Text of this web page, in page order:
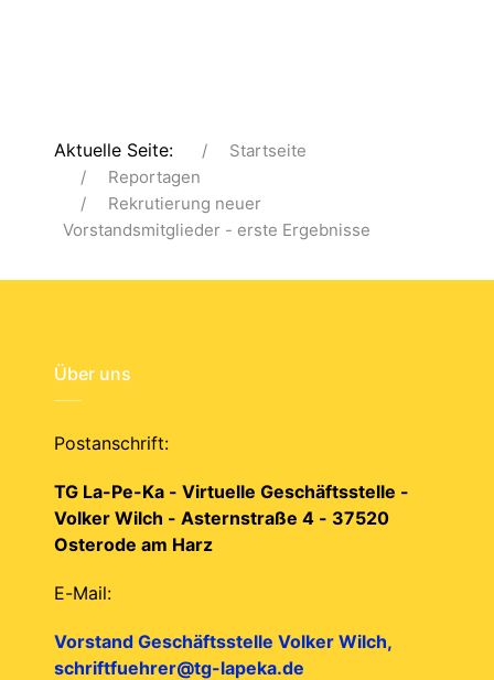
Aktuelle Seite:
Startseite
Reportagen
Rekrutierung neuer
Vorstandsmitglieder - erste Ergebnisse
Über uns
Postanschrift:
TG La-Pe-Ka - Virtuelle Geschäftsstelle -
Volker Wilch - Asternstraße 4 - 37520
Osterode am Harz
E-Mail:
Vorstand Geschäftsstelle Volker Wilch,
schriftfuehrer@tg-lapeka.de